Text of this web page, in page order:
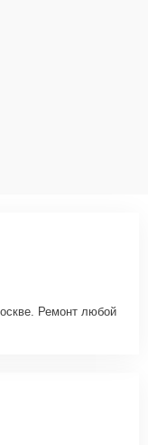
Ремонт любой